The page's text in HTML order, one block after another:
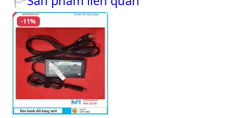
-11%